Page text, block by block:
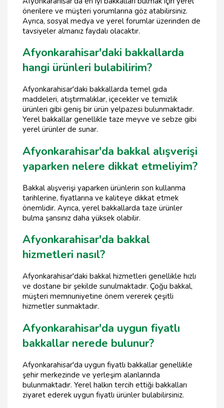
önerilere ve müşteri yorumlarına göz atabilirsiniz.
Ayrıca, sosyal medya ve yerel forumlar üzerinden de
tavsiyeler almanız faydalı olacaktır.
Afyonkarahisar'daki bakkallarda
hangi ürünleri bulabilirim?
Afyonkarahisar'daki bakkallarda temel gıda
maddeleri, atıştırmalıklar, içecekler ve temizlik
ürünleri gibi geniş bir ürün yelpazesi bulunmaktadır.
Yerel bakkallar genellikle taze meyve ve sebze gibi
yerel ürünler de sunar.
Afyonkarahisar'da bakkal alışverişi
yaparken nelere dikkat etmeliyim?
Bakkal alışverişi yaparken ürünlerin son kullanma
tarihlerine, fiyatlarına ve kaliteye dikkat etmek
önemlidir. Ayrıca, yerel bakkallarda taze ürünler
bulma şansınız daha yüksek olabilir.
Afyonkarahisar'da bakkal
hizmetleri nasıl?
Afyonkarahisar'daki bakkal hizmetleri genellikle hızlı
ve dostane bir şekilde sunulmaktadır. Çoğu bakkal,
müşteri memnuniyetine önem vererek çeşitli
hizmetler sunmaktadır.
Afyonkarahisar'da uygun fiyatlı
bakkallar nerede bulunur?
Afyonkarahisar'da uygun fiyatlı bakkallar genellikle
şehir merkezinde ve yerleşim alanlarında
bulunmaktadır. Yerel halkın tercih ettiği bakkalları
ziyaret ederek uygun fiyatlı ürünler bulabilirsiniz.